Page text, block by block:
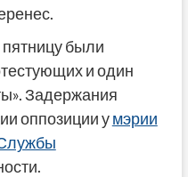
были
и один
Задержания
оппозиции умэрии